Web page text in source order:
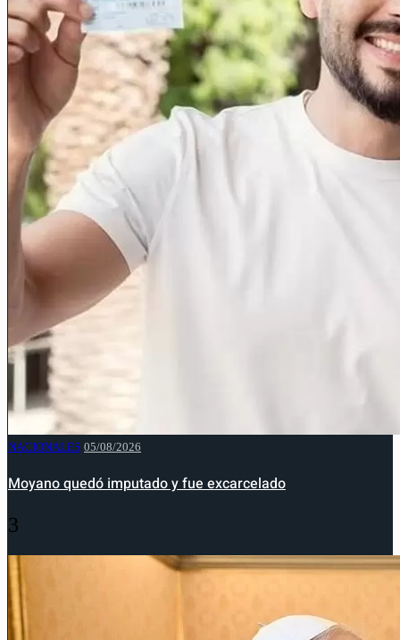
NACIONALES 05/08/2026
Moyano quedó imputado y fue excarcelado
3